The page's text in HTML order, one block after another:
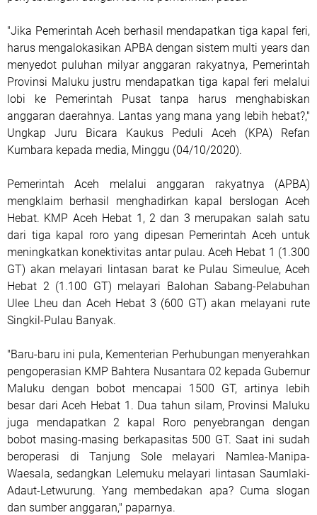
"Jika Pemerintah Aceh berhasil mendapatkan tiga kapal feri,
harus mengalokasikan APBA dengan sistem multi years dan
menyedot puluhan milyar anggaran rakyatnya, Pemerintah
Provinsi Maluku justru mendapatkan tiga kapal feri melalui
lobi ke Pemerintah Pusat tanpa harus menghabiskan
anggaran daerahnya. Lantas yang mana yang lebih hebat?,"
Ungkap Juru Bicara Kaukus Peduli Aceh (KPA) Refan
Kumbara kepada media, Minggu (04/10/2020).
Pemerintah Aceh melalui anggaran rakyatnya (APBA)
mengklaim berhasil menghadirkan kapal berslogan Aceh
Hebat. KMP Aceh Hebat 1, 2 dan 3 merupakan salah satu
dari tiga kapal roro yang dipesan Pemerintah Aceh untuk
meningkatkan konektivitas antar pulau. Aceh Hebat 1 (1.300
GT) akan melayari lintasan barat ke Pulau Simeulue, Aceh
Hebat 2 (1.100 GT) melayari Balohan Sabang-Pelabuhan
Ulee Lheu dan Aceh Hebat 3 (600 GT) akan melayani rute
Singkil-Pulau Banyak.
"Baru-baru ini pula, Kementerian Perhubungan menyerahkan
pengoperasian KMP Bahtera Nusantara 02 kepada Gubernur
Maluku dengan bobot mencapai 1500 GT, artinya lebih
besar dari Aceh Hebat 1. Dua tahun silam, Provinsi Maluku
juga mendapatkan 2 kapal Roro penyebrangan dengan
bobot masing-masing berkapasitas 500 GT. Saat ini sudah
beroperasi di Tanjung Sole melayari Namlea-Manipa-
Waesala, sedangkan Lelemuku melayari lintasan Saumlaki-
Adaut-Letwurung. Yang membedakan apa? Cuma slogan
dan sumber anggaran," paparnya.